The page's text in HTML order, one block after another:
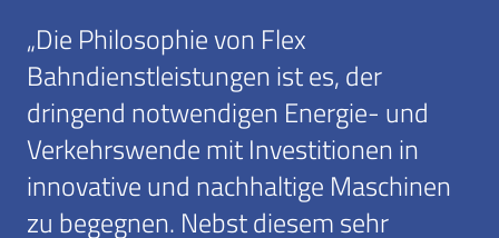
„Die Philosophie von Flex
Bahndienstleistungen ist es, der
dringend notwendigen Energie- und
Verkehrswende mit Investitionen in
innovative und nachhaltige Maschinen
zu begegnen. Nebst diesem sehr